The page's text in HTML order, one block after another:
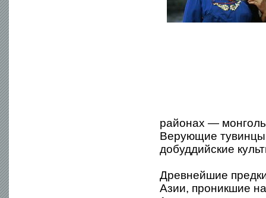
районах —
Верующие
добуддийские
Древнейшие
Азии, проникшие